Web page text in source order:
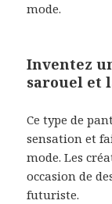
mode.
Inventez
sarouel et
Ce type de
sensation et
mode. Les
occasion de
futuriste.